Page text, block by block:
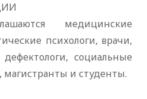
медицинские
психологи, врачи,
социальные
и студенты.